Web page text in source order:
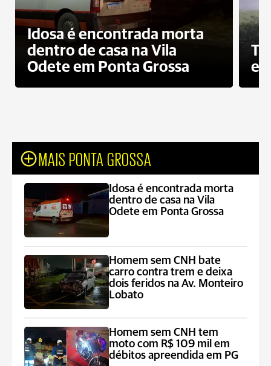
Idosa é encontrada morta
dentro de casa na Vila
Odete em Ponta Grossa
e
MAIS PONTA GROSSA
Idosa é encontrada morta
dentro de casa na Vila
Odete em Ponta Grossa
Homem sem CNH bate
carro contra trem e deixa
dois feridos na Av. Monteiro
Lobato
Homem sem CNH tem
moto com R$ 109 mil em
débitos apreendida em PG